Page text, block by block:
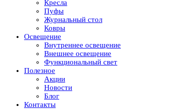
Кресла
Пуфы
Журнальный стол
Ковры
Освещение
Внутреннее освещение
Внешнее освещение
Функциональный свет
Полезное
Акции
Новости
Блог
Контакты